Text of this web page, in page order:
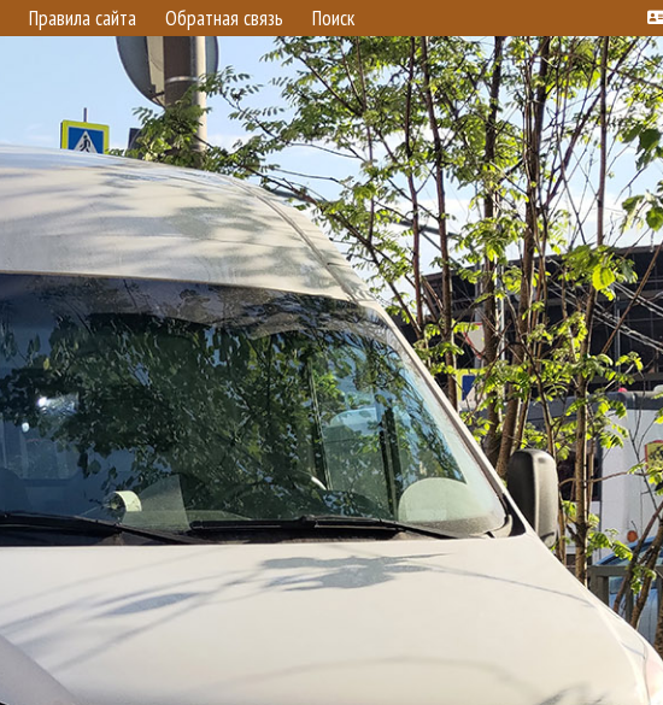
Правила сайта Обратная связь Поиск